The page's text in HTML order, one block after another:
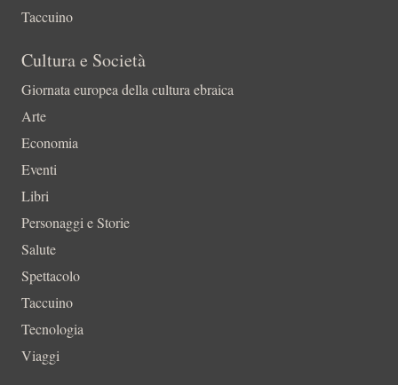
Taccuino
Cultura e Società
Giornata europea della cultura ebraica
Arte
Economia
Eventi
Libri
Personaggi e Storie
Salute
Spettacolo
Taccuino
Tecnologia
Viaggi